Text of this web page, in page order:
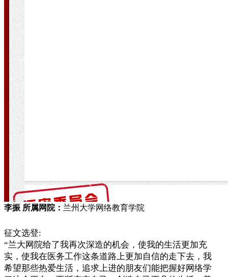
李振 所属网院： 兰州大学网络教育学院
征文选登:
“兰大网院给了我再次深造的机会，使我的生活更加充
实，使我在医务工作这条道路上更加自信的走下去，我
希望那些热爱生活，追求上进的朋友们能把握好网络学